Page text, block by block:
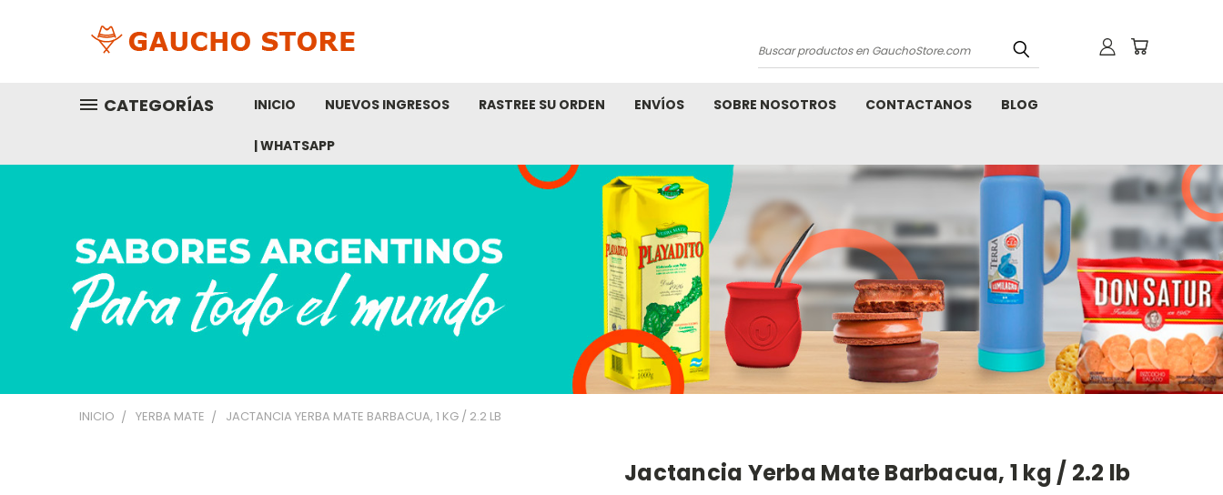
Buscar
CATEGORÍAS INICIO NUEVOS INGRESOS RASTREE SU ORDEN ENVÍOS SOBRE NOSOTROS CONTACTANOS BLOG
| WHATSAPP
INICIO YERBA MATE JACTANCIA YERBA MATE BARBACUA, 1 KG / 2.2 LB
Jactancia Yerba Mate Barbacua, 1 kg / 2.2 lb